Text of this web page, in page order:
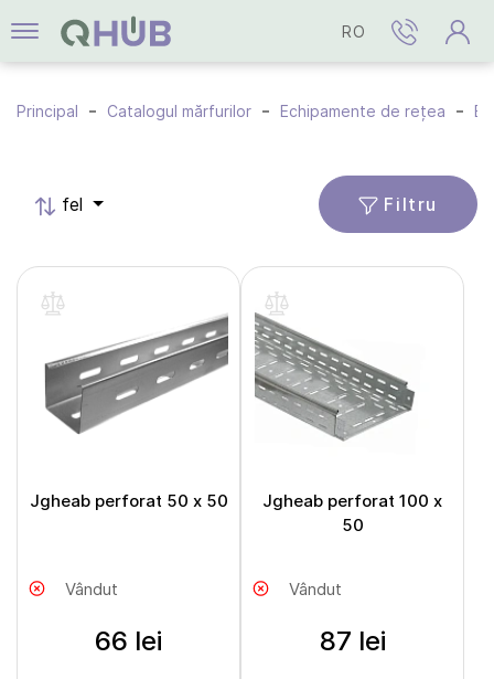
RO
Principal Catalogul mărfurilor Echipamente de rețea
fel Filtru
Jgheab perforat 50 x 50
Vândut
66 lei
Jgheab perforat 100 x
50
Vândut
87 lei